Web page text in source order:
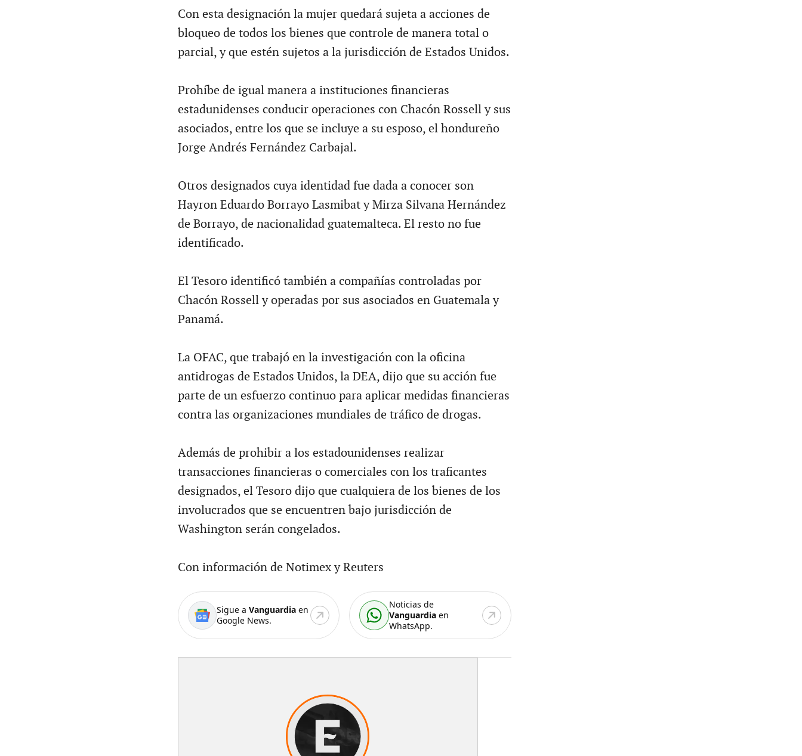
Con esta designación la mujer quedará sujeta a acciones de
bloqueo de todos los bienes que controle de manera total o
parcial, y que estén sujetos a la jurisdicción de Estados Unidos.
Prohíbe de igual manera a instituciones financieras
estadunidenses conducir operaciones con Chacón Rossell y sus
asociados, entre los que se incluye a su esposo, el hondureño
Jorge Andrés Fernández Carbajal.
Otros designados cuya identidad fue dada a conocer son
Hayron Eduardo Borrayo Lasmibat y Mirza Silvana Hernández
de Borrayo, de nacionalidad guatemalteca. El resto no fue
identificado.
El Tesoro identificó también a compañías controladas por
Chacón Rossell y operadas por sus asociados en Guatemala y
Panamá.
La OFAC, que trabajó en la investigación con la oficina
antidrogas de Estados Unidos, la DEA, dijo que su acción fue
parte de un esfuerzo continuo para aplicar medidas financieras
contra las organizaciones mundiales de tráfico de drogas.
Además de prohibir a los estadounidenses realizar
transacciones financieras o comerciales con los traficantes
designados, el Tesoro dijo que cualquiera de los bienes de los
involucrados que se encuentren bajo jurisdicción de
Washington serán congelados.
Con información de Notimex y Reuters
Sigue a Vanguardiaen
Google News.
Noticias de
Vanguardia en
WhatsApp.